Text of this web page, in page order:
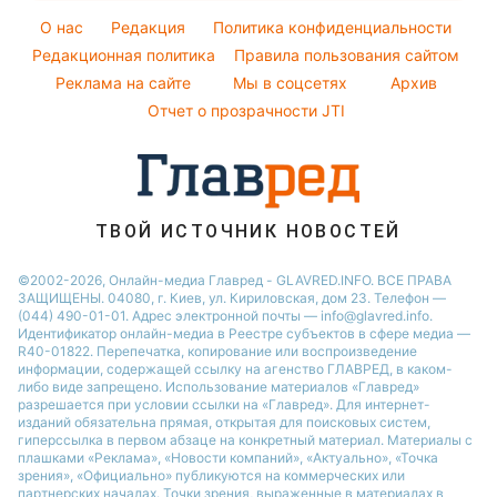
София Ротару
Ольга Сумская
Филипп Киркоров
Пылевая буря
Стирка
Авто
Комнатные растения
O нас Редакция
Политика конфиденциальности
Редакционная политика
Правила пользования сайтом
Реклама на сайте
Мы в соцсетях
Архив
Отчет о прозрачности JTI
ТВОЙ ИСТОЧНИК НОВОСТЕЙ
©2002-2026, Онлайн-медиа Главред - GLAVRED.INFO. ВСЕ ПРАВА
ЗАЩИЩЕНЫ. 04080, г. Киев, ул. Кириловская, дом 23. Телефон —
(044) 490-01-01. Адрес электронной почты — info@glavred.info.
Идентификатор онлайн-медиа в Реестре cубъектов в сфере медиа —
R40-01822. Перепечатка, копирование или воспроизведение
информации, содержащей ссылку на агенство ГЛАВРЕД, в каком-
либо виде запрещено. Использование материалов «Главред»
разрешается при условии ссылки на «Главред». Для интернет-
изданий обязательна прямая, открытая для поисковых систем,
гиперссылка в первом абзаце на конкретный материал. Материалы с
плашками «Реклама», «Новости компаний», «Актуально», «Точка
зрения», «Официально» публикуются на коммерческих или
партнерских началах. Точки зрения, выраженные в материалах в